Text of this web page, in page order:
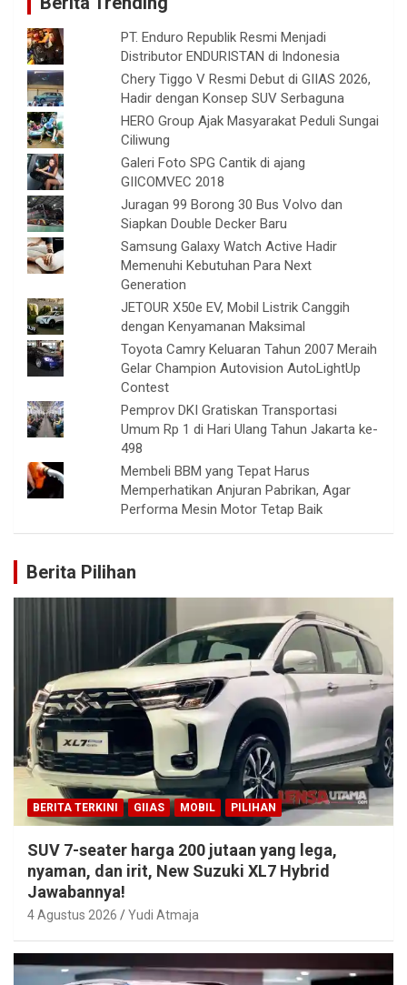
PT. Enduro Republik Resmi Menjadi
Distributor ENDURISTAN di Indonesia
Chery Tiggo V Resmi Debut di GIIAS 2026,
Hadir dengan Konsep SUV Serbaguna
HERO Group Ajak Masyarakat Peduli Sungai
Ciliwung
Galeri Foto SPG Cantik di ajang
GIICOMVEC 2018
Juragan 99 Borong 30 Bus Volvo dan
Siapkan Double Decker Baru
Samsung Galaxy Watch Active Hadir
Memenuhi Kebutuhan Para Next
Generation
JETOUR X50e EV, Mobil Listrik Canggih
dengan Kenyamanan Maksimal
Toyota Camry Keluaran Tahun 2007 Meraih
Gelar Champion Autovision AutoLightUp
Contest
Pemprov DKI Gratiskan Transportasi
Umum Rp 1 di Hari Ulang Tahun Jakarta ke-
498
Membeli BBM yang Tepat Harus
Memperhatikan Anjuran Pabrikan, Agar
Performa Mesin Motor Tetap Baik
Berita Pilihan
BERITA TERKINI GIIAS MOBIL PILIHAN
SUV 7-seater harga 200 jutaan yang lega,
nyaman, dan irit, New Suzuki XL7 Hybrid
Jawabannya!
4 Agustus 2026 Yudi Atmaja